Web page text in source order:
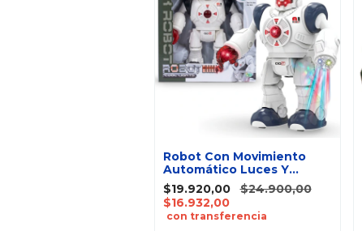
Robot Con Movimiento
Automático Luces Y
Efectos de Sonido
$19.920,00
$24.900,00
$16.932,00
con transferencia